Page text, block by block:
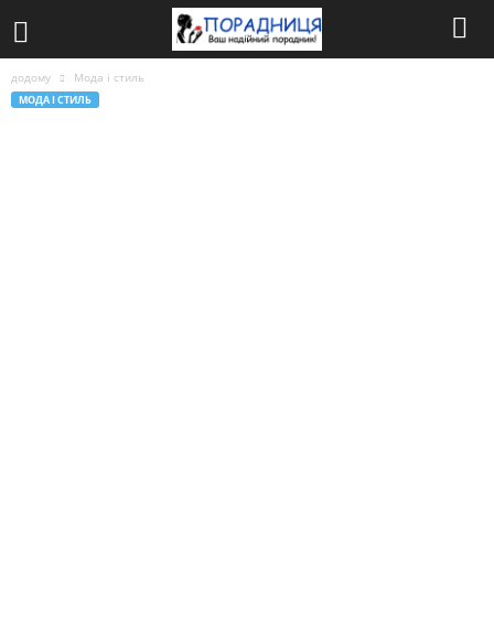
додому Мода і стиль
МОДА І СТИЛЬ